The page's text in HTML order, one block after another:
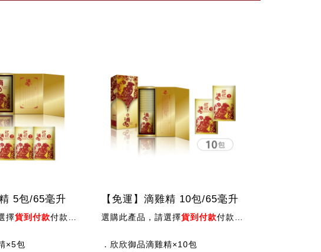
5包/65毫升
擇貨到付款付款方式，會手動扣除運費後出貨 ！
×5包
【免運】滴雞精 10包/65毫升
選購此產品，請選擇貨到付款付款方式，會手動扣除運費後出貨 ！
．欣欣御品滴雞精×10包